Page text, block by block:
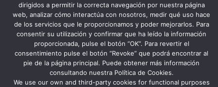
NAVIGATE
Services
Partners and projects
Blog
Contact
dirigidos a permitir la correcta navegación por nuestra página
web, analizar cómo interactúa con nosotros, medir qué uso hace
de los servicios que le proporcionamos y poder mejorarlos. Para
consentir su utilización y confirmar que ha leído la información
proporcionada, pulse el botón “OK”. Para revertir el
consentimiento pulse el botón “Revoke” que podrá encontrar al
pie de la página principal. Puede obtener más información
consultando nuestra Política de Cookies.
We use our own and third-party cookies for functional purposes